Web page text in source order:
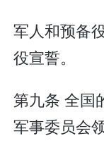
军人和预备
役宣誓。
第九条 全国
军事委员会